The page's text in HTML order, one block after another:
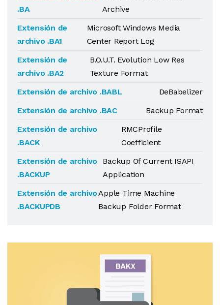
.BA
Archive
Extensión de
archivo .BA1
Microsoft Windows Media
Center Report Log
Extensión de
archivo .BA2
B.O.U.T. Evolution Low Res
Texture Format
Extensión de archivo .BABL
DeBabelizer
Extensión de archivo .BAC
Backup Format
Extensión de archivo
.BACK
RMCProfile
Coefficient
Extensión de archivo
.BACKUP
Backup Of Current ISAPI
Application
Extensión de archivo
.BACKUPDB
Apple Time Machine
Backup Folder Format